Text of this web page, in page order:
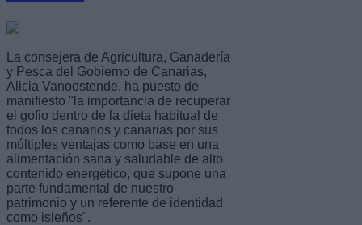
La consejera de Agricultura, Ganadería
y Pesca del Gobierno de Canarias,
Alicia Vanoostende, ha puesto de
manifiesto "la importancia de recuperar
el gofio dentro de la dieta habitual de
todos los canarios y canarias por sus
múltiples ventajas como base en una
alimentación sana y saludable de alto
contenido energético, que supone una
parte fundamental de nuestro
patrimonio y un referente de identidad
como isleños".